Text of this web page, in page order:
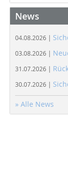
News
04.08.2026 |
03.08.2026 |
31.07.2026 |
30.07.2026 |
» Alle News